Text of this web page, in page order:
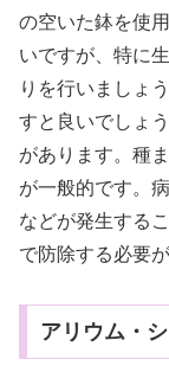
の空いた鉢を使
いですが、特に
りを行いましょ
すと良いでしょ
があります。種
が一般的です。
などが発生する
で防除する必要
アリウム・